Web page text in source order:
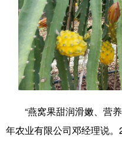
健康 军事
图片 中央文件
食品 人居
溯源中国 城市
会展 彩票
悦读 公益
“燕窝果甜润滑嫩、营养
年农业有限公司邓经理说